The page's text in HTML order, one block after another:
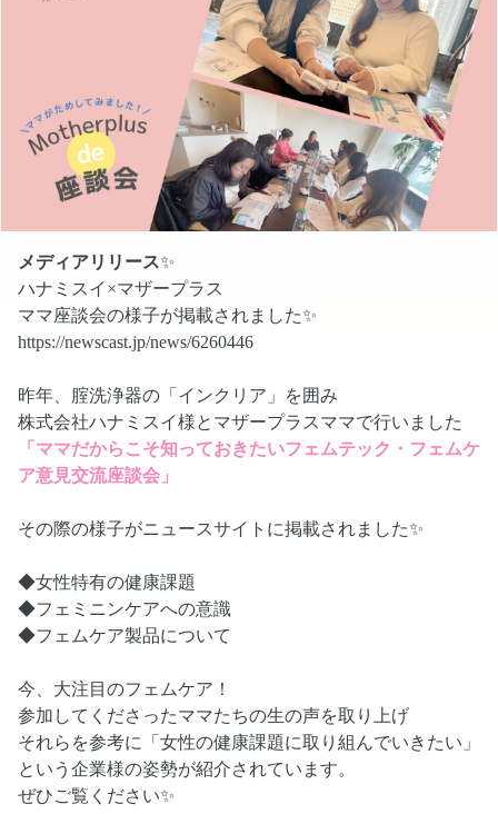
メディアリリース✨
ハナミスイ×マザープラス
ママ座談会の様子が掲載されました✨
https://newscast.jp/news/6260446
昨年、腟洗浄器の「インクリア」を囲み
株式会社ハナミスイ様とマザープラスママで行いました
「ママだからこそ知っておきたいフェムテック・フェムケ
ア意見交流座談会」
その際の様子がニュースサイトに掲載されました✨
◆女性特有の健康課題
◆フェミニンケアへの意識
◆フェムケア製品について
今、大注目のフェムケア！
参加してくださったママたちの生の声を取り上げ
それらを参考に「女性の健康課題に取り組んでいきたい」
という企業様の姿勢が紹介されています。
ぜひご覧ください✨